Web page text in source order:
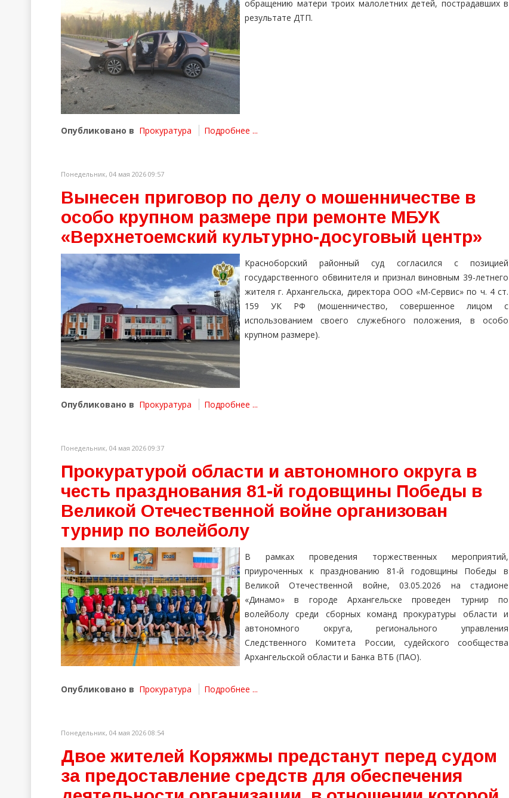
обращению матери троих малолетних детей, пострадавших в
результате ДТП.
Опубликовано в Прокуратура Подробнее ...
Понедельник, 04 мая 2026 09:57
Вынесен приговор по делу о мошенничестве в
особо крупном размере при ремонте МБУК
«Верхнетоемский культурно-досуговый центр»
Красноборский районный суд согласился с позицией
государственного обвинителя и признал виновным 39-летнего
жителя г. Архангельска, директора ООО «М-Сервис» по ч. 4 ст.
159 УК РФ (мошенничество, совершенное лицом с
использованием своего служебного положения, в особо
крупном размере).
Опубликовано в Прокуратура Подробнее ...
Понедельник, 04 мая 2026 09:37
Прокуратурой области и автономного округа в
честь празднования 81-й годовщины Победы в
Великой Отечественной войне организован
турнир по волейболу
В рамках проведения торжественных мероприятий,
приуроченных к празднованию 81-й годовщины Победы в
Великой Отечественной войне, 03.05.2026 на стадионе
«Динамо» в городе Архангельске проведен турнир по
волейболу среди сборных команд прокуратуры области и
автономного округа, регионального управления
Следственного Комитета России, судейского сообщества
Архангельской области и Банка ВТБ (ПАО).
Опубликовано в Прокуратура Подробнее ...
Понедельник, 04 мая 2026 08:54
Двое жителей Коряжмы предстанут перед судом
за предоставление средств для обеспечения